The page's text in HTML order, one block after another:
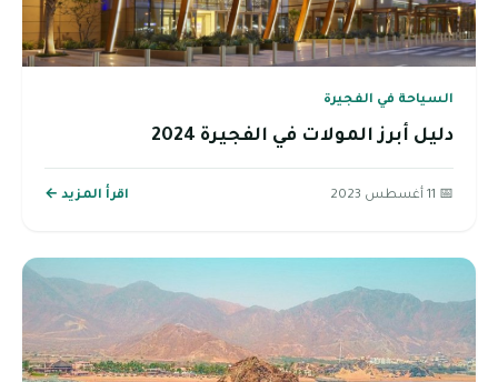
السياحة في الفجيرة
دليل أبرز المولات في الفجيرة 2024
📅 11 أغسطس 2023 اقرأ المزيد ←